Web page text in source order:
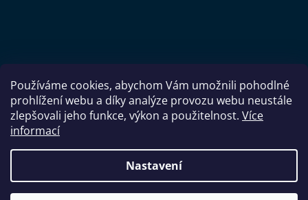
Používáme cookies, abychom Vám umožnili pohodlné
prohlížení webu a díky analýze provozu webu neustále
zlepšovali jeho funkce, výkon a použitelnost. Více
informací
Nastavení
DN FORMED Brno s.r.o.
vyhrazena.